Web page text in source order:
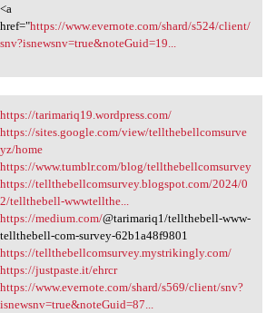
<a
href="https://www.evernote.com/shard/s524/client/
snv?isnewsnv=true&noteGuid=19...
tarimariq19.wordpress
https://tarimariq19.wordpress.com/
https://sites.google.com/view/tellthebellcomsurve
yz/home
https://www.tumblr.com/blog/tellthebellcomsurvey
https://tellthebellcomsurvey.blogspot.com/2024/0
2/tellthebell-wwwtellthe...
https://medium.com/@tarimariq1/tellthebell-www-
tellthebell-com-survey-62b1a48f9801
https://tellthebellcomsurvey.mystrikingly.com/
https://justpaste.it/ehrcr
https://www.evernote.com/shard/s569/client/snv?
isnewsnv=true&noteGuid=87...